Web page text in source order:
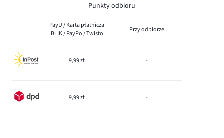
Punkty odbioru
PayU / Karta płatnicza
BLIK / PayPo / Twisto
Przy odbiorze
9,99 zł -
9,99 zł -